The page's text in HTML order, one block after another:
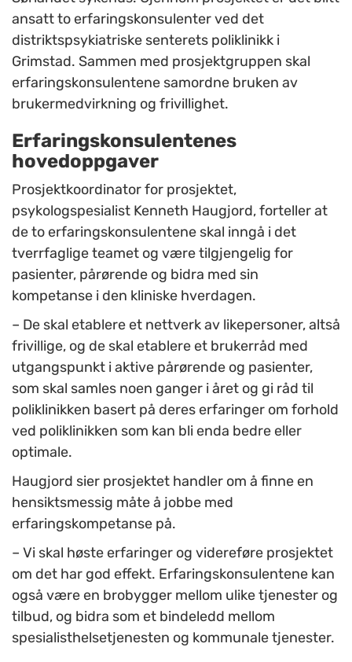
ansatt to erfaringskonsulenter ved det
distriktspsykiatriske senterets poliklinikk i
Grimstad. Sammen med prosjektgruppen skal
erfaringskonsulentene samordne bruken av
brukermedvirkning og frivillighet.
Erfaringskonsulentenes
hovedoppgaver
Prosjektkoordinator for prosjektet,
psykologspesialist Kenneth Haugjord, forteller at
de to erfaringskonsulentene skal inngå i det
tverrfaglige teamet og være tilgjengelig for
pasienter, pårørende og bidra med sin
kompetanse i den kliniske hverdagen.
– De skal etablere et nettverk av likepersoner, altså
frivillige, og de skal etablere et brukerråd med
utgangspunkt i aktive pårørende og pasienter,
som skal samles noen ganger i året og gi råd til
poliklinikken basert på deres erfaringer om forhold
ved poliklinikken som kan bli enda bedre eller
optimale.
Haugjord sier prosjektet handler om å finne en
hensiktsmessig måte å jobbe med
erfaringskompetanse på.
– Vi skal høste erfaringer og videreføre prosjektet
om det har god effekt. Erfaringskonsulentene kan
også være en brobygger mellom ulike tjenester og
tilbud, og bidra som et bindeledd mellom
spesialisthelsetjenesten og kommunale tjenester.